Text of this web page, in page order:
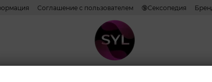
Соглашение с пользователем 🔞Сексопедия